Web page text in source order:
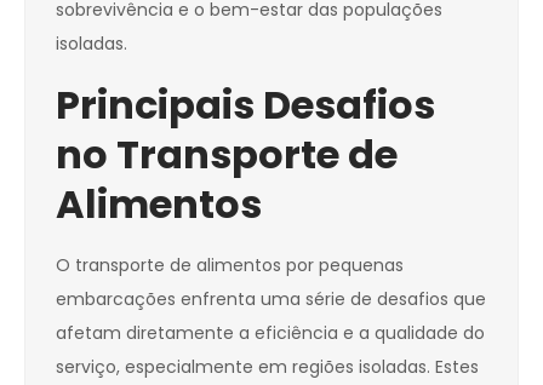
sobrevivência e o bem-estar das populações
isoladas.
Principais Desafios
no Transporte de
Alimentos
O transporte de alimentos por pequenas
embarcações enfrenta uma série de desafios que
afetam diretamente a eficiência e a qualidade do
serviço, especialmente em regiões isoladas. Estes